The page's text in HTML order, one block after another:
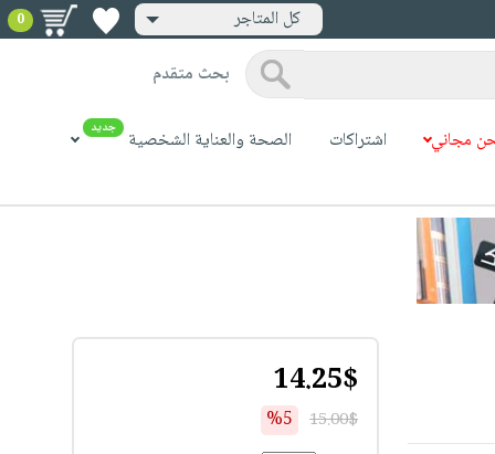
كل المتاجر 0
بحث متقدم
مجاني اشتراكات الصحة والعناية الشخصية جديد
14.25$
15.00$
%5